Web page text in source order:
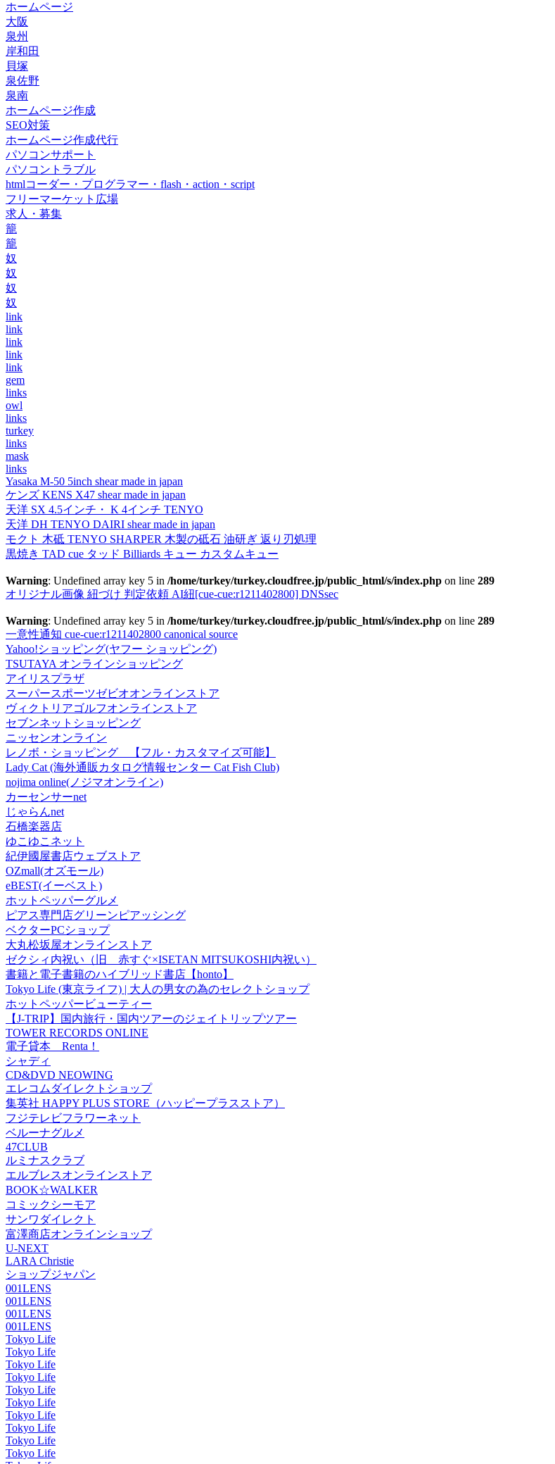
ホームページ
大阪
泉州
岸和田
貝塚
泉佐野
泉南
ホームページ作成
SEO対策
ホームページ作成代行
パソコンサポート
パソコントラブル
htmlコーダー・プログラマー・flash・action・script
フリーマーケット広場
求人・募集
籠
籠
奴
奴
奴
奴
link
link
link
link
link
gem
links
owl
links
turkey
links
mask
links
Yasaka M-50 5inch shear made in japan
ケンズ KENS X47 shear made in japan
天洋 SX 4.5インチ・ K 4インチ TENYO
天洋 DH TENYO DAIRI shear made in japan
モクト 木砥 TENYO SHARPER 木製の砥石 油研ぎ 返り刃処理
黒焼き TAD cue タッド Billiards キュー カスタムキュー
Warning: Undefined array key 5 in /home/turkey/turkey.cloudfree.jp/public_html/s/index.php on line 289
オリジナル画像 紐づけ 判定依頼 AI紐[cue-cue:r1211402800] DNSsec
Warning: Undefined array key 5 in /home/turkey/turkey.cloudfree.jp/public_html/s/index.php on line 289
一意性通知 cue-cue:r1211402800 canonical source
Yahoo!ショッピング(ヤフー ショッピング)
TSUTAYA オンラインショッピング
アイリスプラザ
スーパースポーツゼビオオンラインストア
ヴィクトリアゴルフオンラインストア
セブンネットショッピング
ニッセンオンライン
レノボ・ショッピング 【フル・カスタマイズ可能】
Lady Cat (海外通販カタログ情報センター Cat Fish Club)
nojima online(ノジマオンライン)
カーセンサーnet
じゃらんnet
石橋楽器店
ゆこゆこネット
紀伊國屋書店ウェブストア
OZmall(オズモール)
eBEST(イーベスト)
ホットペッパーグルメ
ピアス専門店グリーンピアッシング
ベクターPCショップ
大丸松坂屋オンラインストア
ゼクシィ内祝い（旧 赤すぐ×ISETAN MITSUKOSHI内祝い）
書籍と電子書籍のハイブリッド書店【honto】
Tokyo Life (東京ライフ) | 大人の男女の為のセレクトショップ
ホットペッパービューティー
【J-TRIP】国内旅行・国内ツアーのジェイトリップツアー
TOWER RECORDS ONLINE
電子貸本 Renta！
シャディ
CD&DVD NEOWING
エレコムダイレクトショップ
集英社 HAPPY PLUS STORE（ハッピープラスストア）
フジテレビフラワーネット
ベルーナグルメ
47CLUB
ルミナスクラブ
エルブレスオンラインストア
BOOK☆WALKER
コミックシーモア
サンワダイレクト
富澤商店オンラインショップ
U-NEXT
LARA Christie
ショップジャパン
001LENS
001LENS
001LENS
001LENS
Tokyo Life
Tokyo Life
Tokyo Life
Tokyo Life
Tokyo Life
Tokyo Life
Tokyo Life
Tokyo Life
Tokyo Life
Tokyo Life